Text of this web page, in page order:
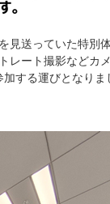
見送っていた特別
レート撮影などカ
する運びとなりま